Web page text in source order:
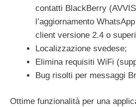
contatti BlackBerry
l’aggiornamento
client versione 2.4 o
Localizzazione svedese;
Elimina requisiti WiFi
Bug risolti per messaggi
Ottime funzionalità per una